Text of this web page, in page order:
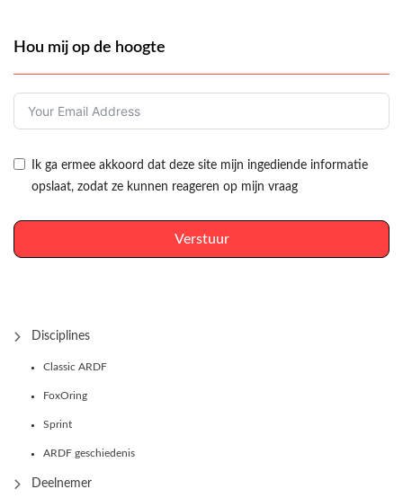
Hou mij op de hoogte
Ik ga ermee akkoord dat deze site mijn ingediende informatie
opslaat, zodat ze kunnen reageren op mijn vraag
Verstuur
Disciplines
Classic ARDF
FoxOring
Sprint
ARDF geschiedenis
Deelnemer